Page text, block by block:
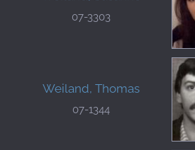
07-3303
Weiland, Thomas
07-1344